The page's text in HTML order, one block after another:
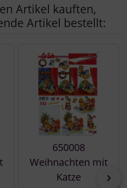
Artikel kauften,
Artikel bestellt:
650008
Weihnachten mit
Katze